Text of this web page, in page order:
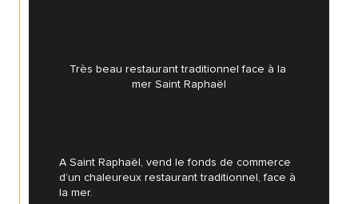
Très beau restaurant traditionnel face à la
mer Saint Raphaël
A Saint Raphaël, vend le fonds de commerce
d’un chaleureux restaurant traditionnel, face à
la mer.